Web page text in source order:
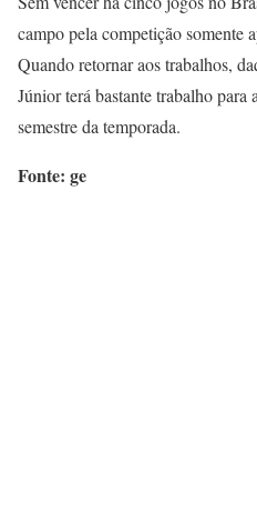
campo pela competição somente
Quando retornar aos trabalhos,
Júnior terá bastante trabalho para
semestre da temporada.
Fonte: ge